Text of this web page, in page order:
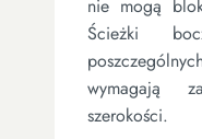
nie mogą
Ścieżki
wymagają
szerokości.